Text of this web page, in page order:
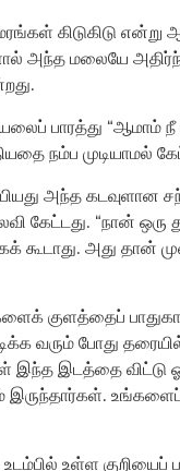
கிடுகிடு என்று
அந்த மலையே
பாரத்து “ஆமாம் நீ
நம்ப முடியாமல்
அந்த கடவுளான
கேட்டது. “நான்
கூடாது. அது தான்
குளத்தைப்
வரும் போது
இந்த இடத்தை விட்டு
உங்களைப்
உள்ள